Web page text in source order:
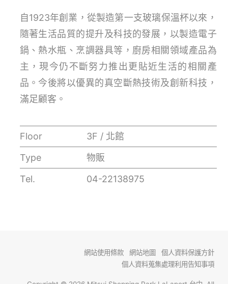
自1923年創業，從製造第一支玻璃保溫杯以來，
隨著生活品質的提升及科技的發展，以製造電子
鍋、熱水瓶、烹調器具等，廚房相關領域產品為
主，現今仍不斷努力推出更貼近生活的相關產
品。今後將以優異的真空斷熱技術及創新科技，
滿足顧客。
Floor
3F / 北館
Type
物販
Tel.
04-22138975
網站使用條款 網站地圖
個人資料保護方針
個人資料蒐集處理利用告知事項